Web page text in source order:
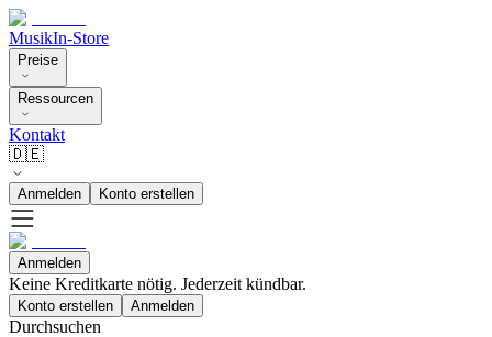
MusikIn-Store
Preise
Ressourcen
Kontakt
🇩🇪
Anmelden Konto erstellen
Anmelden
Keine Kreditkarte nötig. Jederzeit kündbar.
Konto erstellen Anmelden
Durchsuchen